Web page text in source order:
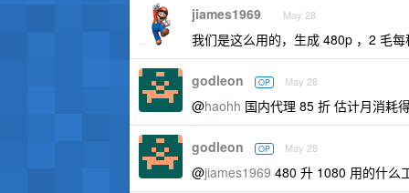
jiames1969 May 28
我们是这么用的，生成 480p ，2 毛
godleon OP May 28
@haohh 国内代理 85 折 估计月消耗
godleon OP May 28
@jiames1969 480 升 1080 用的什么